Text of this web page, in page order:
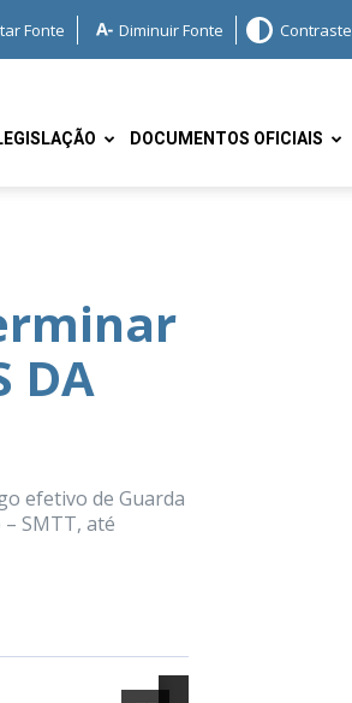
Fonte Diminuir Fonte Contraste
DOCUMENTOS OFICIAIS
DA
efetivo de Guarda
SMTT, até